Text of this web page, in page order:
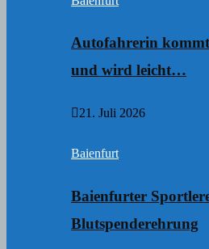
Autofahrerin
und wird leicht…
21. Juli 2026
Baienfurt
Baienfurter
Blutspenderehrung